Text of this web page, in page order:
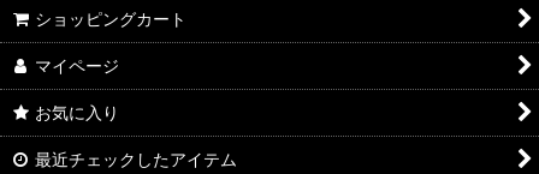
ショッピングカート
マイページ
お気に入り
最近チェックしたアイテム